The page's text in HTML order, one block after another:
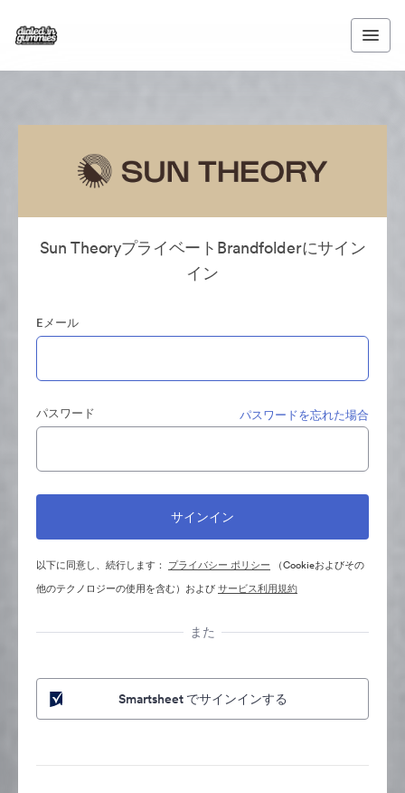
Sun TheoryプライベートBrandfolderにサイン
イン
Eメール
パスワード パスワードを忘れた場合
以下に同意し、続行します： プライバシー ポリシー （Cookieおよびその
他のテクノロジーの使用を含む）およびサービス利用規約
また
Smartsheet でサインインする